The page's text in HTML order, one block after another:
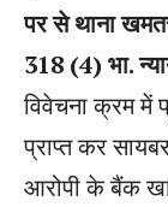
पर से थाना
318 (4) भा.
विवेचना क्रम में
प्राप्त कर
आरोपी के बैंक